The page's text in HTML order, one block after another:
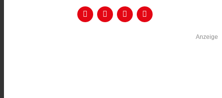
Anzeige